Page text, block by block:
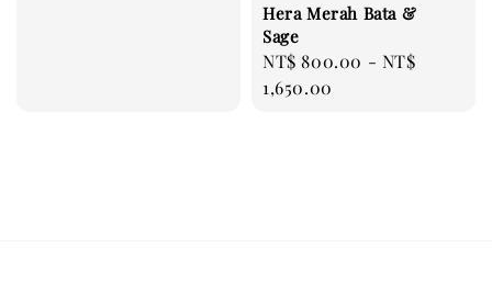
Hera Merah Bata &
Sage
Regular
price
NT$ 800.00 - NT$
1,650.00